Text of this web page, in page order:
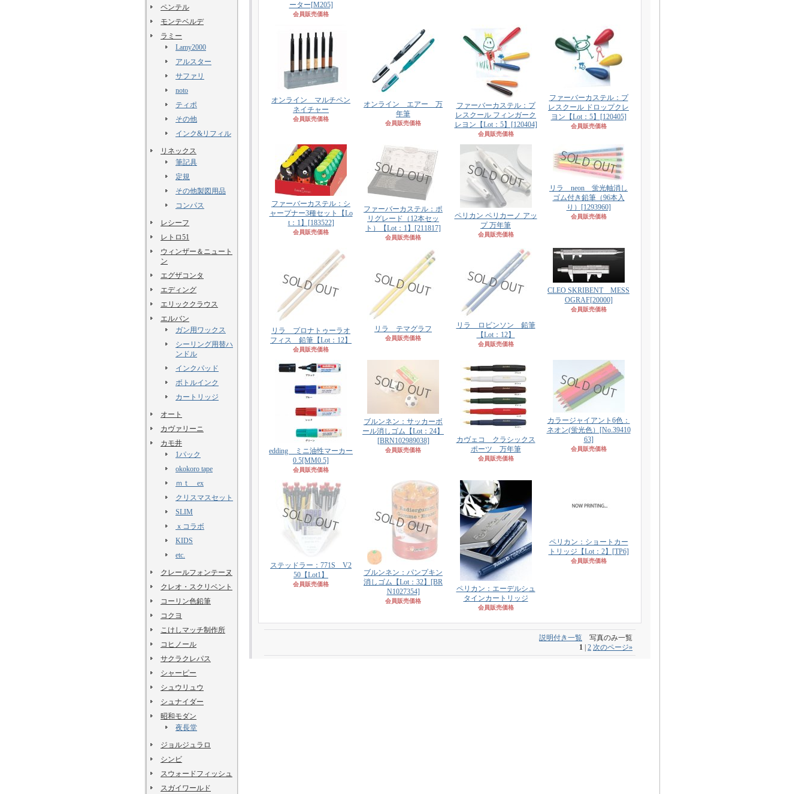
ペンテル
モンテベルデ
ラミー
Lamy2000
アルスター
サファリ
noto
ティポ
その他
インク&リフィル
リネックス
筆記具
定規
その他製図用品
コンパス
レシーフ
レトロ51
ウィンザー＆ニュート
ン
エグザコンタ
エディング
エリッククラウス
エルバン
ガン用ワックス
シーリング用替ハ
ンドル
インクパッド
ボトルインク
カートリッジ
オート
カヴァリーニ
カモ井
1パック
okokoro tape
ｍｔ ex
クリスマスセット
SLIM
ｘコラボ
KIDS
etc.
クレールフォンテーヌ
クレオ・スクリベント
コーリン色鉛筆
コクヨ
こけしマッチ制作所
コヒノール
サクラクレパス
シャーピー
シュウリュウ
シュナイダー
昭和モダン
夜長堂
ジョルジュラロ
シンビ
スウォードフィッシュ
スガイワールド
ーター[M205]
会員販売価格
オンライン マルチペン
ネイチャー
会員販売価格
オンライン エアー 万
年筆
会員販売価格
ファーバーカステル：プ
レスクール フィンガーク
レヨン【Lot：5】
[120404]
会員販売価格
ファーバーカステル：プ
レスクール ドロップクレ
ヨン【Lot：5】
[120405]
会員販売価格
ファーバーカステル：シ
ャープナー3種セット【Lo
t：1】
[183522]
会員販売価格
ファーバーカステル：ポ
リグレード（12本セッ
ト）【Lot：1】 [211817]
会員販売価格
ペリカン ペリカーノ アッ
プ 万年筆
会員販売価格
リラ neon 蛍光軸消し
ゴム付き鉛筆（96本入
り） [1293960]
会員販売価格
リラ プロナトゥーラオ
フィス 鉛筆【Lot：12】
会員販売価格
リラ テマグラフ
会員販売価格
リラ ロビンソン 鉛筆
【Lot：12】
会員販売価格
CLEO SKRIBENT MESS
OGRAF[20000]
会員販売価格
edding ミニ油性マーカー
0.5[MM0.5]
会員販売価格
ブルンネン：サッカーボ
ール消しゴム【Lot：24】
[BRN102989038]
会員販売価格
カヴェコ クラシックス
ポーツ 万年筆
会員販売価格
カラージャイアント6色：
ネオン(蛍光色） [No.39410
63]
会員販売価格
ステッドラー：771S V2
50【Lot1】
会員販売価格
ブルンネン：パンプキン
消しゴム【Lot：32】 [BR
N1027354]
会員販売価格
ペリカン：エーデルシュ
タインカートリッジ
会員販売価格
ペリカン：ショートカー
トリッジ【Lot：2】
[TP6]
会員販売価格
説明付き一覧 写真のみ一覧
1 2 次のページ»